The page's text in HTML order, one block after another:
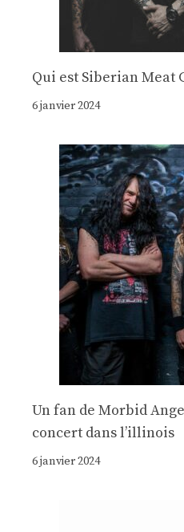
Qui est Siberian Meat
6 janvier 2024
Un fan de Morbid
concert dans l’illinois
6 janvier 2024